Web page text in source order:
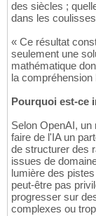
des siècles ;
dans les
« Ce résultat
seulement une
mathématique
la
Pourquoi est-ce
Selon OpenAI,
faire de l'IA un
de structurer des
issues de
lumière des
peut-être pas
progresser sur
complexes ou